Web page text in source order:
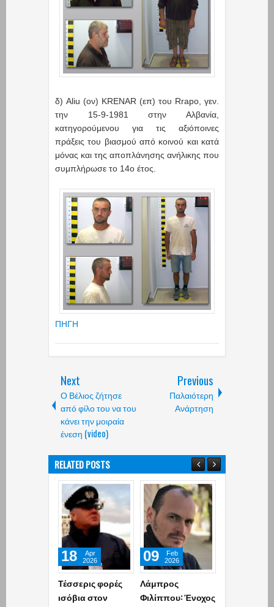
δ) Aliu (ον) KRENAR (επ) του Rrapo, γεν.
την 15-9-1981 στην Αλβανία,
κατηγορούμενου για τις αξιόποινες
πράξεις του βιασμού από κοινού και κατά
μόνας και της αποπλάνησης ανήλικης που
συμπλήρωσε το 14ο έτος.
ΠΗΓΗ
Next
Ο Βέλιος ζήτησε
από φίλο του να του
κάνει την μοιραία
ένεση (video)
Previous
Παλαιότερη
Ανάρτηση
RELATED POSTS
Τέσσερις φορές
ισόβια στον
18
Apr
2026
Λάμπρος
Φιλίππου: Ένοχος
09
Feb
2026